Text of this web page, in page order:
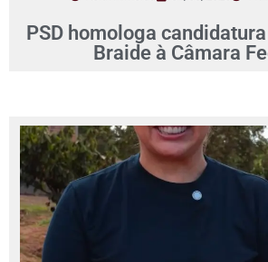
PSD homologa
Braide à Câmara